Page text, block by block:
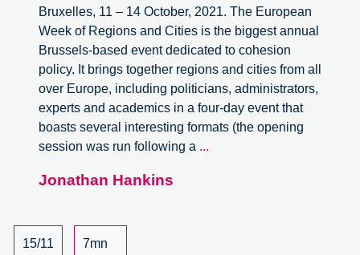
Bruxelles, 11 – 14 October, 2021. The European
Week of Regions and Cities is the biggest annual
Brussels-based event dedicated to cohesion
policy. It brings together regions and cities from all
over Europe, including politicians, administrators,
experts and academics in a four-day event that
boasts several interesting formats (the opening
session was run following a ...
Jonathan Hankins
15/11
7mn